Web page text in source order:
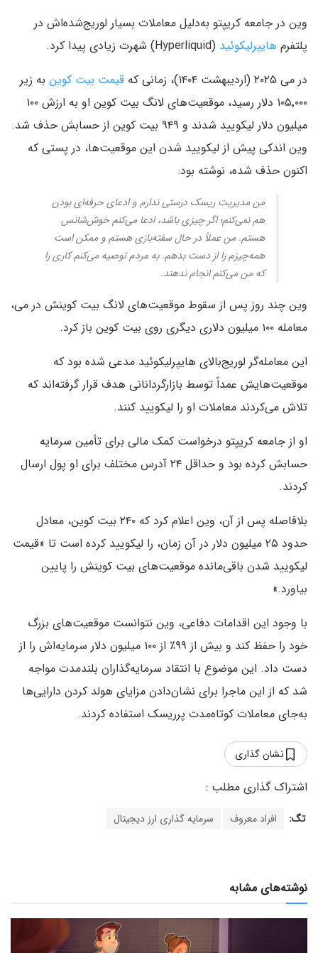
وین در جامعه کریپتو به‌دلیل معاملات بسیار لوریج‌شده‌اش در
پلتفرم هایپرلیکوئید (Hyperliquid) شهرت زیادی پیدا کرد.
در می ۲۰۲۵ (اردیبهشت ۱۴۰۴)، زمانی که
قیمت بیت کوین به زیر
۱۰۵٬۰۰۰ دلار رسید، موقعیت‌های لانگ بیت کوین او به ارزش ۱۰۰
میلیون دلار لیکویید شدند و ۹۴۹ بیت کوین از حسابش حذف شد.
وین اندکی پیش از لیکویید شدن این موقعیت‌ها، در پستی که
اکنون حذف شده، نوشته بود:
من مدیریت ریسک درستی ندارم و ادعای حرفه‌ای بودن
هم نمی‌کنم؛ اگر چیزی باشد، ادعا می‌کنم خوش‌شانس
هستم. من عملاً در حال سفته‌بازی هستم و ممکن است
همه‌چیزم را از دست بدهم. به مردم توصیه می‌کنم کاری را
که من می‌کنم انجام ندهند.
وین چند روز پس از سقوط موقعیت‌های لانگ بیت کوینش در می،
معامله ۱۰۰ میلیون دلاری دیگری روی بیت کوین باز کرد.
این معامله‌گر لوریج‌بالای هایپرلیکوئید مدعی شده بود که
موقعیت‌هایش عمداً توسط بازارگردانانی هدف قرار گرفته‌اند که
تلاش می‌کردند معاملات او را لیکویید کنند.
او از جامعه کریپتو درخواست کمک مالی برای تأمین سرمایه
حسابش کرده بود و حداقل ۲۴ آدرس مختلف برای او پول ارسال
کردند.
بلافاصله پس از آن، وین اعلام کرد که ۲۴۰ بیت کوین، معادل
حدود ۲۵ میلیون دلار در آن زمان، را لیکویید کرده است تا «قیمت
لیکویید شدن باقی‌مانده موقعیت‌های بیت کوینش را پایین
بیاورد.»
با وجود این اقدامات دفاعی، وین نتوانست موقعیت‌های بزرگ
خود را حفظ کند و بیش از ۹۹٪ از ۱۰۰ میلیون دلار سرمایه‌اش را از
دست داد. این موضوع با انتقاد سرمایه‌گذاران بلندمدت مواجه
شد که از این ماجرا برای نشان‌دادن مزایای هولد کردن دارایی‌ها
به‌جای معاملات کوتاه‌مدت پرریسک استفاده کردند.
نشان گذاری
تگ: افراد معروف سرمایه گذاری ارز دیجیتال
نوشته‌های مشابه